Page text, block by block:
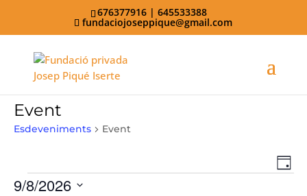
676377916 | 645533388
fundaciojoseppique@gmail.com
Event
Esdeveniments Event
Dia
Esdeveniments
9/8/2026